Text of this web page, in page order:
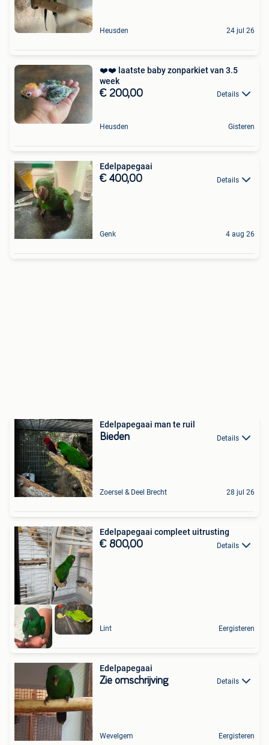
Heusden 24 jul 26
️️❤️❤️ laatste baby zonparkiet van 3.5
week
€ 200,00 Details
Heusden Gisteren
Edelpapegaai
€ 400,00 Details
Genk 4 aug 26
Edelpapegaai man te ruil
Bieden Details
Zoersel & Deel Brecht 28 jul 26
Edelpapegaai compleet uitrusting
€ 800,00 Details
Lint Eergisteren
Edelpapegaai
Zie omschrijving Details
Wevelgem Eergisteren